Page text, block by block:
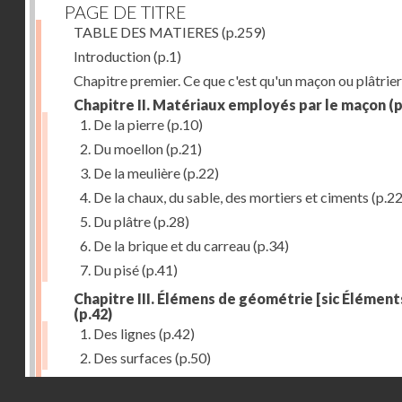
PAGE DE TITRE
TABLE DES MATIERES (p.259)
Introduction(p.1)
Chapitre premier. Ce que c'est qu'un maçon ou plâtrier
Chapitre II. Matériaux employés par le maçon
1. De la pierre(p.10)
2. Du moellon(p.21)
3. De la meulière(p.22)
4. De la chaux, du sable, des mortiers et ciments
5. Du plâtre(p.28)
6. De la brique et du carreau(p.34)
7. Du pisé(p.41)
Chapitre III. Élémens de géométrie [sic
(p.42)
1. Des lignes (p.42)
2. Des surfaces (p.50)